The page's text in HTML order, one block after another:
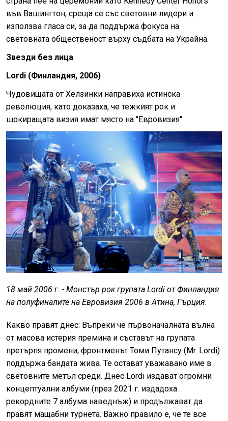
във Вашингтон, среща се със световни лидери и
използва гласа си, за да поддържа фокуса на
световната общественост върху съдбата на Украйна.
Звезди без лица
Lordi (Финландия, 2006)
Чудовищата от Хелзинки направиха истинска
революция, като доказаха, че тежкият рок и
шокиращата визия имат място на "Евровизия".
18 май 2006 г. - Монстър рок групата Lordi от Финландия
на полуфиналите на Евровизия 2006 в Атина, Гърция.
Какво правят днес: Въпреки че първоначалната вълна
от масова истерия премина и съставът на групата
претърпя промени, фронтменът Томи Путансу (Mr. Lordi)
поддържа бандата жива. Те остават уважавано име в
световните метъл среди. Днес Lordi издават огромни
концептуални албуми (през 2021 г. издадоха
рекордните 7 албума наведнъж) и продължават да
правят мащабни турнета. Важно правило е, че те все